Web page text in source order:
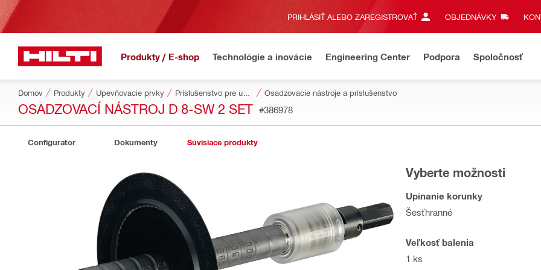
PRIHLÁSIŤ ALEBO ZAREGISTROVAŤ OBJEDNÁVKY
Produkty / E-shop Technológie a inovácie Engineering Center Podpora Spoločnosť
Domov Produkty Upevňovacie prvky Osadzovacie nástroje a príslušenstvo
OSADZOVACÍ NÁSTROJ D 8-SW 2 SET #386978
Configurator Dokumenty Súvisiace produkty
Vyberte možnosti
Upínanie korunky
Šesťhranné
Veľkosť balenia
1 ks